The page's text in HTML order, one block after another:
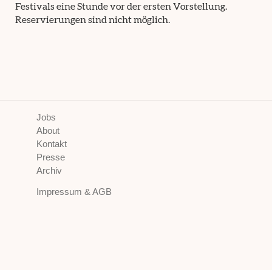
Festivals eine Stunde vor der ersten Vorstellung.
Reservierungen sind nicht möglich.
Jobs
About
Kontakt
Presse
Archiv
Impressum & AGB